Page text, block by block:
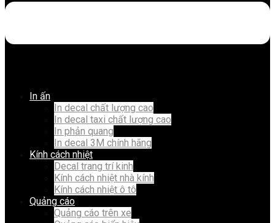
In ấn
In decal chất lượng cao
In decal taxi chất lượng cao
In phản quang
In decal 3M chính hãng
Kính cách nhiệt
Decal trang trí kinh
Kính cách nhiệt nhà kính
Kính cách nhiệt ô tô
Quảng cáo
Quảng cáo trên xe